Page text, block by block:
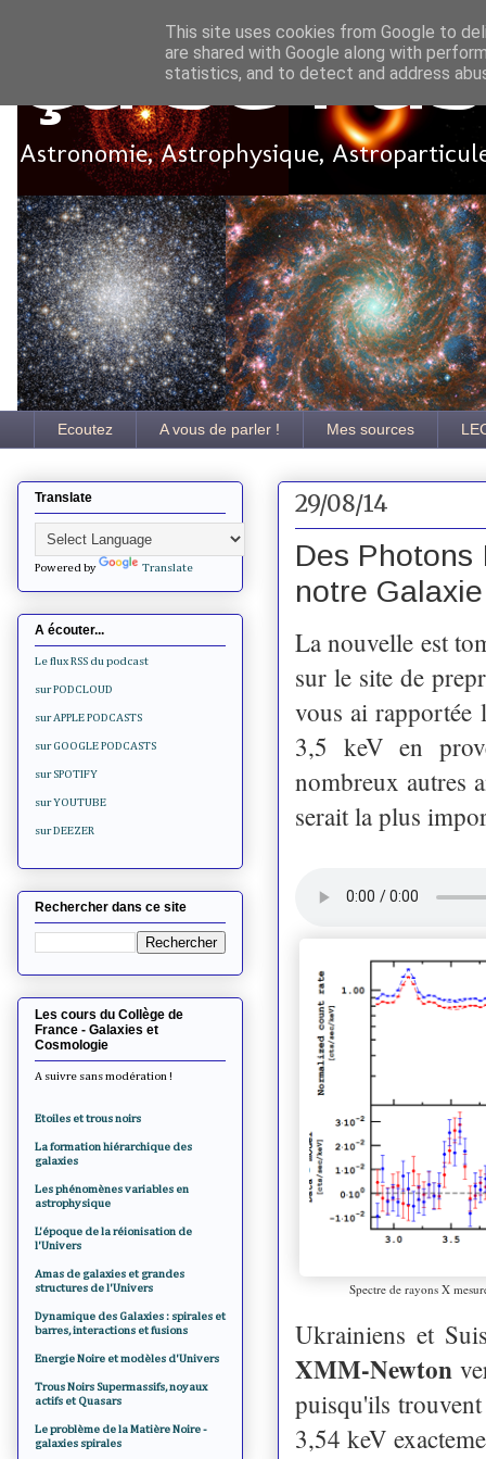
Ça se
Astronomie, Astrophysique,
Ecoutez A vous de parler ! Mes sources
29/08/14
Des Photons
notre Galaxie
La nouvelle est
sur le site de
vous ai rapportée
3,5 keV en
nombreux autres
serait la plus
Spectre de rayons X
Ukrainiens et
XMM-Newton
puisqu'ils
3,54 keV
Translate
Powered by Translate
A écouter...
Le flux RSS du podcast
sur PODCLOUD
sur APPLE PODCASTS
sur GOOGLE PODCASTS
sur SPOTIFY
sur YOUTUBE
sur DEEZER
Rechercher dans ce site
Les cours du Collège de
France - Galaxies et
Cosmologie
A suivre sans modération !
Etoiles et trous noirs
La formation hiérarchique des
galaxies
Les phénomènes variables en
astrophysique
L'époque de la réionisation de
l'Univers
Amas de galaxies et grandes
structures de l'Univers
Dynamique des Galaxies : spirales et
barres, interactions et fusions
Energie Noire et modèles d'Univers
Trous Noirs Supermassifs, noyaux
actifs et Quasars
Le problème de la Matière Noire -
galaxies spirales
This site uses cookies from Google to
are shared with Google along with
statistics, and to detect and address